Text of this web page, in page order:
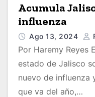
Acumula
influenza
Ago 13, 2024
Por Haremy Reyes
estado de Jalisco
nuevo de influenza
que va del año,…